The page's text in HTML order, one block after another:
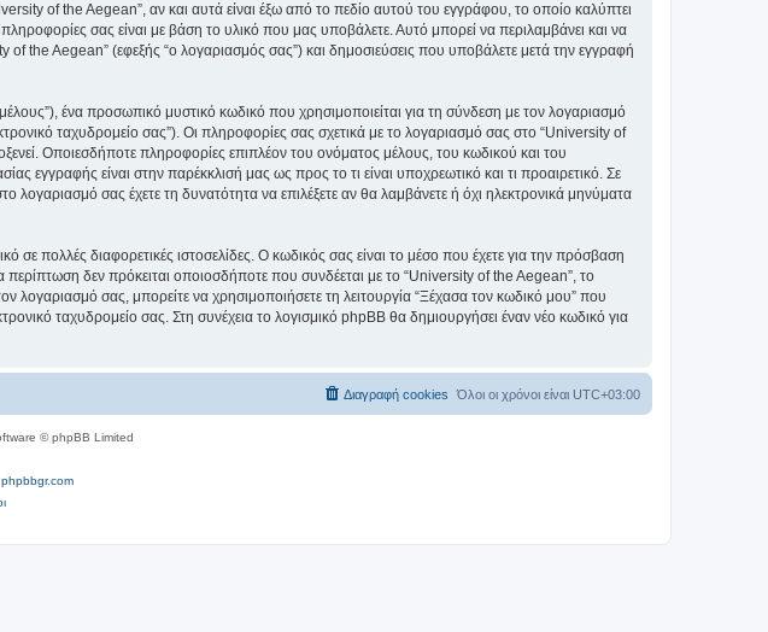
of the Aegean”, αν και αυτά είναι έξω από το πεδίο αυτού του εγγράφου, το οποίο καλύπτει
σας είναι με βάση το υλικό που μας υποβάλετε. Αυτό μπορεί να περιλαμβάνει και να
the Aegean” (εφεξής “ο λογαριασμός σας”) και δημοσιεύσεις που υποβάλετε μετά την εγγραφή
ένα προσωπικό μυστικό κωδικό που χρησιμοποιείται για τη σύνδεση με τον λογαριασμό
ταχυδρομείο σας”). Οι πληροφορίες σας σχετικά με το λογαριασμό σας στο “University of
Οποιεσδήποτε πληροφορίες επιπλέον του ονόματος μέλους, του κωδικού και του
εγγραφής είναι στην παρέκκλισή μας ως προς το τι είναι υποχρεωτικό και τι προαιρετικό. Σε
λογαριασμό σας έχετε τη δυνατότητα να επιλέξετε αν θα λαμβάνετε ή όχι ηλεκτρονικά μηνύματα
σε πολλές διαφορετικές ιστοσελίδες. Ο κωδικός σας είναι το μέσο που έχετε για την πρόσβαση
δεν πρόκειται οποιοσδήποτε που συνδέεται με το “University of the Aegean”, το
λογαριασμό σας, μπορείτε να χρησιμοποιήσετε τη λειτουργία “Ξέχασα τον κωδικό μου” που
ταχυδρομείο σας. Στη συνέχεια το λογισμικό phpBB θα δημιουργήσει έναν νέο κωδικό για
Όλοι οι χρόνοι είναι UTC+03:00
Διαγραφή cookies
© phpBB Limited
phpbbgr.com